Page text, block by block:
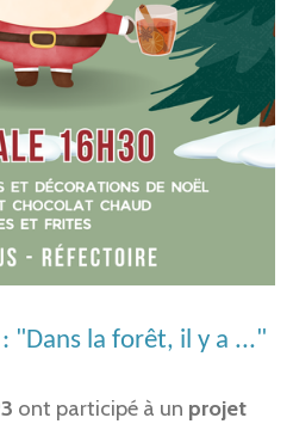
: "Dans la forêt, il y a ..."
ont participé à un projet